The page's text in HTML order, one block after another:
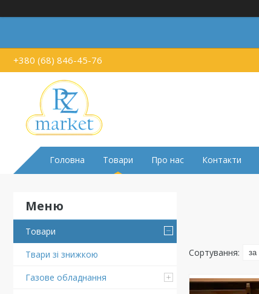
+380 (68) 846-45-76
Головна Товари Про нас Контакти
Товари
Твари зі знижкою
Газове обладнання